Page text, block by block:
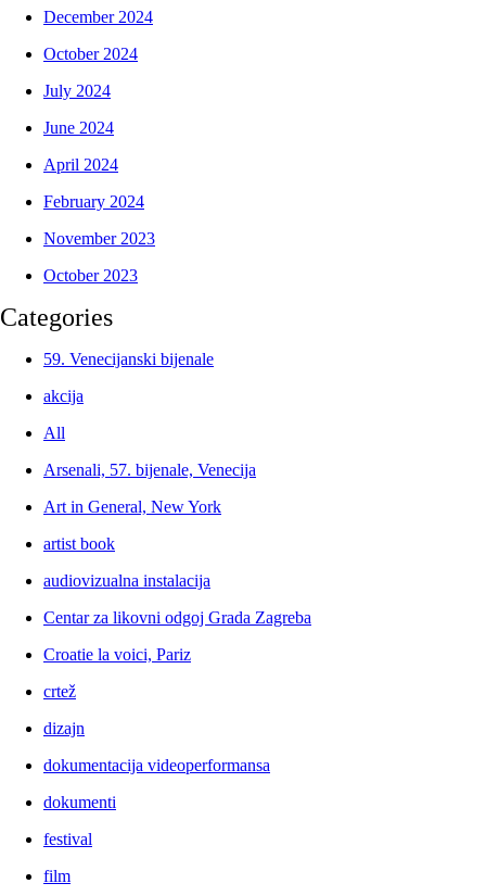
December 2024
October 2024
July 2024
June 2024
April 2024
February 2024
November 2023
October 2023
Categories
59. Venecijanski bijenale
akcija
All
Arsenali, 57. bijenale, Venecija
Art in General, New York
artist book
audiovizualna instalacija
Centar za likovni odgoj Grada Zagreba
Croatie la voici, Pariz
crtež
dizajn
dokumentacija videoperformansa
dokumenti
festival
film